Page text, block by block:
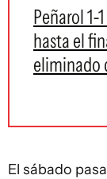
Peñarol
hasta el
eliminado
El sábado